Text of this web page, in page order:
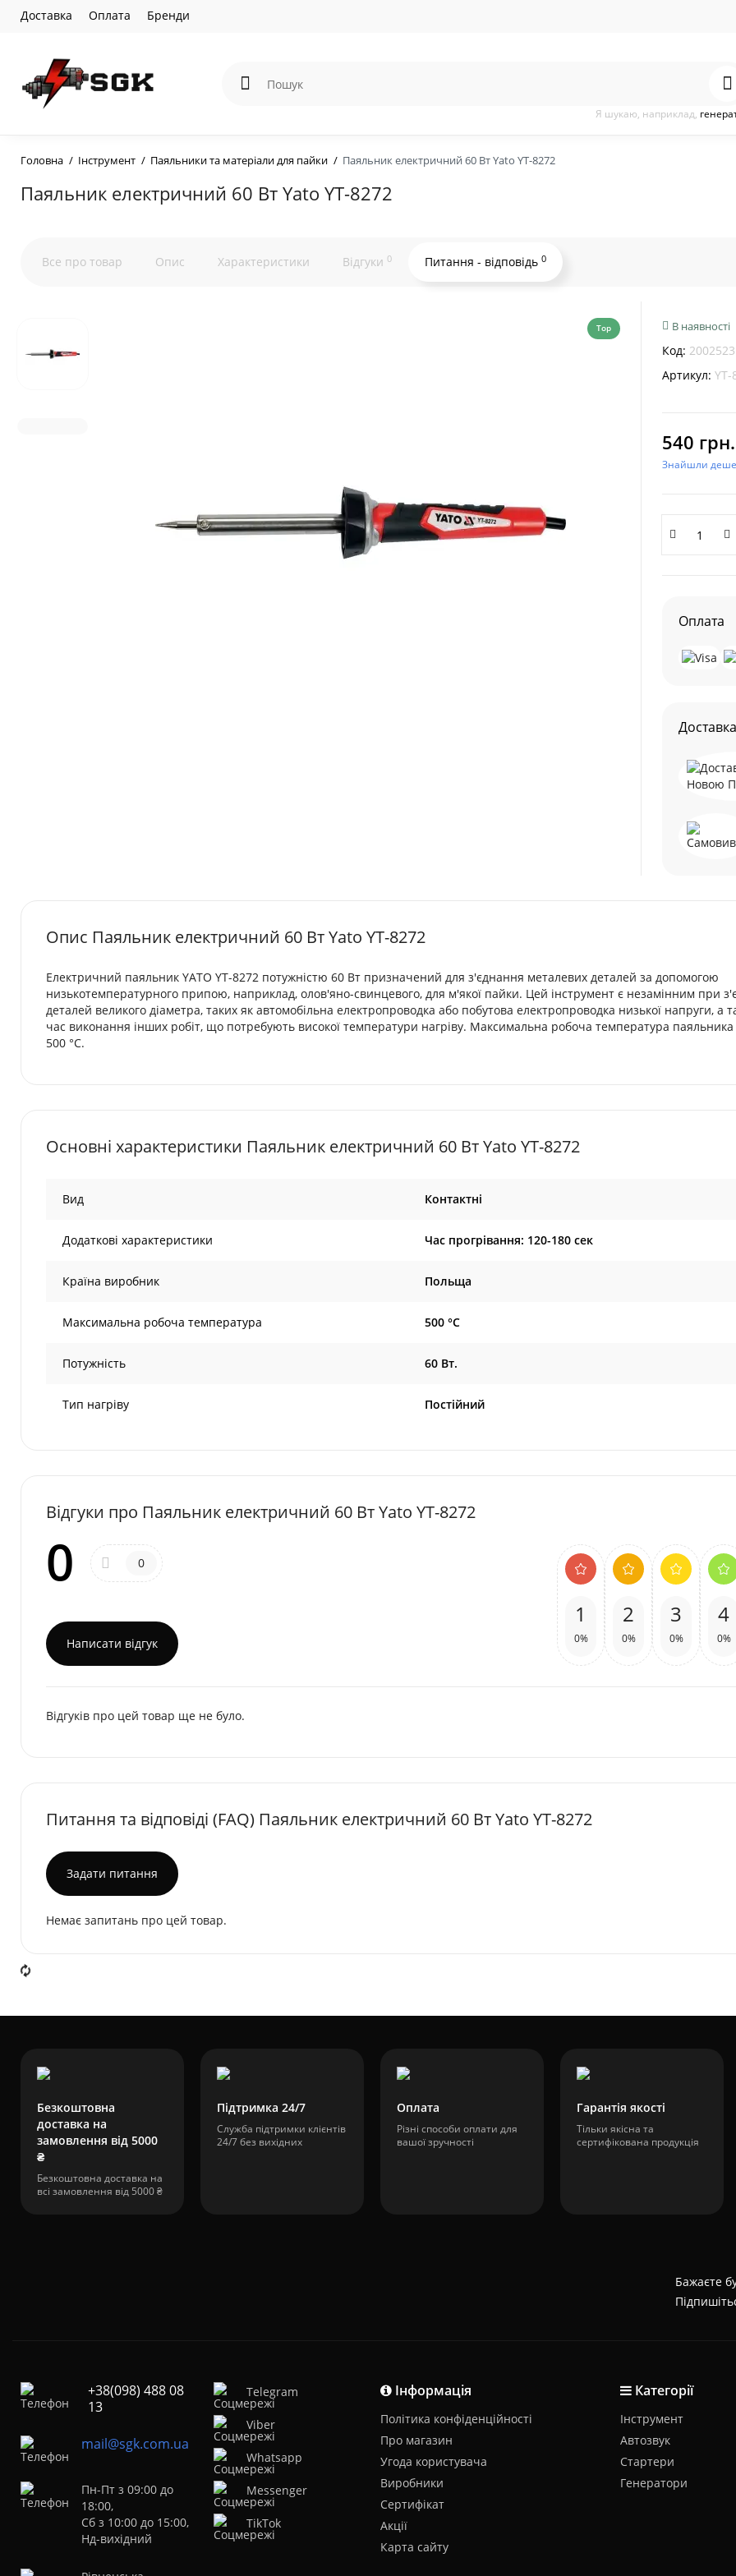
Доставка Оплата Бренди
Я шукаю, наприклад,
Головна Інструмент Паяльники та матеріали для пайки Паяльник електричний 60 Вт Yato YT-8272
Паяльник електричний 60 Вт Yato YT-8272
Все про товар Опис Характеристики Відгуки 0 Питання - відповідь 0
Top В наявності
Код: 2002523
Артикул: YT-
540 грн.
Знайшли
Оплата
Доставка
Опис Паяльник електричний 60 Вт Yato YT-8272
​Електричний паяльник YATO YT-8272 потужністю 60 Вт призначений для з'єднання металевих деталей за допомогою
низькотемпературного припою, наприклад, олов'яно-свинцевого, для м'якої пайки. Цей інструмент є незамінним при
деталей великого діаметра, таких як автомобільна електропроводка або побутова електропроводка низької напруги, а
час виконання інших робіт, що потребують високої температури нагріву. Максимальна робоча температура паяльника
500 °C.
Основні характеристики Паяльник електричний 60 Вт Yato YT-8272
Вид Контактні
Додаткові характеристики Час прогрівання: 120-180 сек
Країна виробник Польща
Максимальна робоча температура 500 °C
Потужність 60 Вт.
Тип нагріву Постійний
Відгуки про Паяльник електричний 60 Вт Yato YT-8272
0 0
Написати відгук
1
0%
2
0%
3
0%
4
0%
Відгуків про цей товар ще не було.
Питання та відповіді (FAQ) Паяльник електричний 60 Вт Yato YT-8272
Задати питання
Немає запитань про цей товар.
Безкоштовна
доставка на
замовлення від 5000
₴
Безкоштовна доставка на
всі замовлення від 5000 ₴
Підтримка 24/7
Служба підтримки клієнтів
24/7 без вихідних
Оплата
Різні способи оплати для
вашої зручності
Гарантія якості
Тільки якісна та
сертифікована продукція
Бажаєте
+38(098) 488 08
13
mail@sgk.com.ua
Пн-Пт з 09:00 до
18:00,
Сб з 10:00 до 15:00,
Нд-вихідний
Telegram
Viber
Whatsapp
Messenger
TikTok
Інформація
Політика конфіденційності
Про магазин
Угода користувача
Виробники
Сертифікат
Акції
Карта сайту
Категорії
Інструмент
Автозвук
Стартери
Генератори